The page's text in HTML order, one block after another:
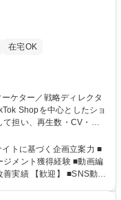
在宅OK
担い、再生数・CV・売
推進する戦略ディレクタ
イト×トレンド） ■クリエ
■CTR／CV最大化を狙
トに基づく企画立案力 ■
ジメント獲得経験 ■動画編
動画